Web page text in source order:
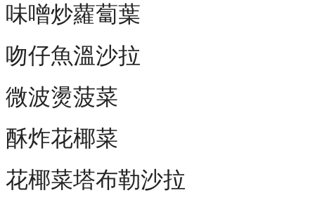
味噌炒蘿蔔葉
吻仔魚溫沙拉
微波燙菠菜
酥炸花椰菜
花椰菜塔布勒沙拉